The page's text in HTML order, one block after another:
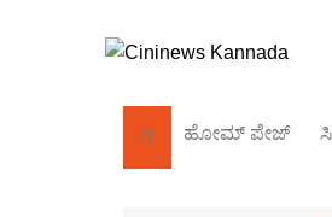
ಹೋಮ್‌ ಪೇಜ್